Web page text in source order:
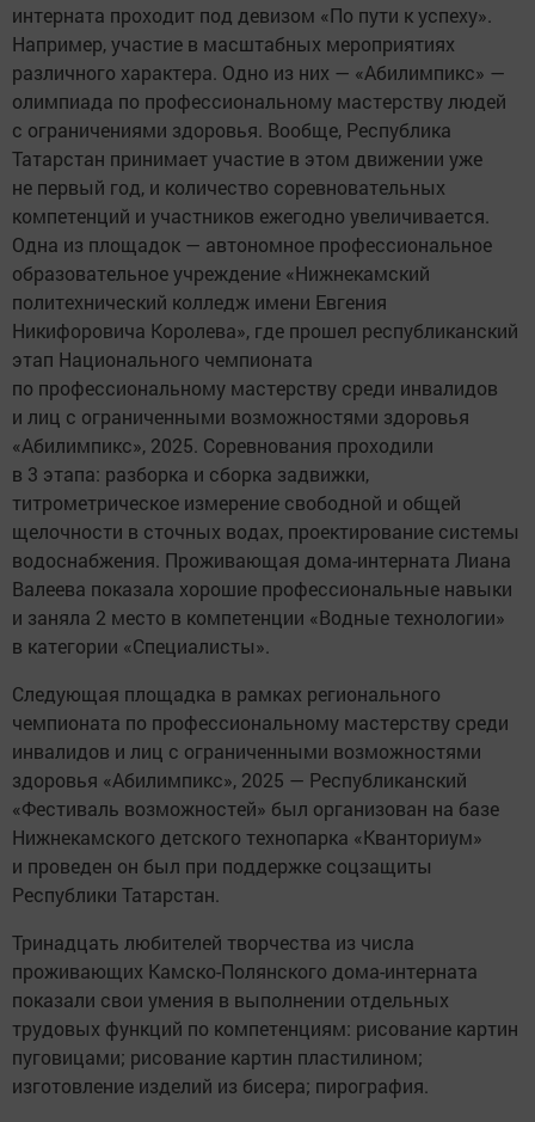
интерната проходит под девизом «По пути к успеху».
Например, участие в масштабных мероприятиях
различного характера. Одно из них — «Абилимпикс» —
олимпиада по профессиональному мастерству людей
с ограничениями здоровья. Вообще, Республика
Татарстан принимает участие в этом движении уже
не первый год, и количество соревновательных
компетенций и участников ежегодно увеличивается.
Одна из площадок — автономное профессиональное
образовательное учреждение «Нижнекамский
политехнический колледж имени Евгения
Никифоровича Королева», где прошел республиканский
этап Национального чемпионата
по профессиональному мастерству среди инвалидов
и лиц с ограниченными возможностями здоровья
«Абилимпикс», 2025. Соревнования проходили
в 3 этапа: разборка и сборка задвижки,
титрометрическое измерение свободной и общей
щелочности в сточных водах, проектирование системы
водоснабжения. Проживающая дома-интерната Лиана
Валеева показала хорошие профессиональные навыки
и заняла 2 место в компетенции «Водные технологии»
в категории «Специалисты».
Следующая площадка в рамках регионального
чемпионата по профессиональному мастерству среди
инвалидов и лиц с ограниченными возможностями
здоровья «Абилимпикс», 2025 — Республиканский
«Фестиваль возможностей» был организован на базе
Нижнекамского детского технопарка «Кванториум»
и проведен он был при поддержке соцзащиты
Республики Татарстан.
Тринадцать любителей творчества из числа
проживающих Камско-Полянского дома-интерната
показали свои умения в выполнении отдельных
трудовых функций по компетенциям: рисование картин
пуговицами; рисование картин пластилином;
изготовление изделий из бисера; пирография.